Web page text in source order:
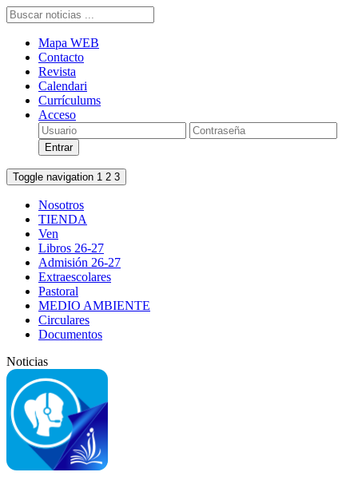
Mapa WEB
Contacto
Revista
Calendari
Currículums
Acceso
Toggle navigation 1 2 3
Nosotros
TIENDA
Ven
Libros 26-27
Admisión 26-27
Extraescolares
Pastoral
MEDIO AMBIENTE
Circulares
Documentos
Noticias